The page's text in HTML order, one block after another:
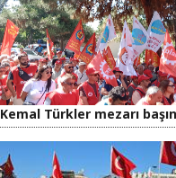
Kemal Türkler mezarı